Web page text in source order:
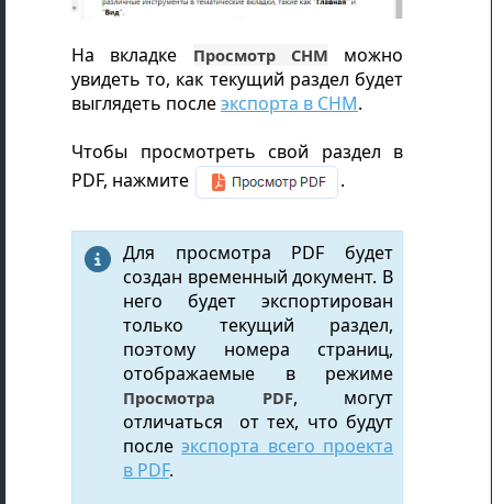
На вкладке Просмотр CHM можно
увидеть то, как текущий раздел будет
выглядеть послеэкспорта в CHM.
Чтобы просмотреть свой раздел в
PDF, нажмите
.
 Для просмотра PDF будет
создан временный документ. В
него будет экспортирован
только текущий раздел,
поэтому номера страниц,
отображаемые в режиме
Просмотра PDF, могут
отличаться от тех, что будут
послеэкспорта всего проекта
в PDF.